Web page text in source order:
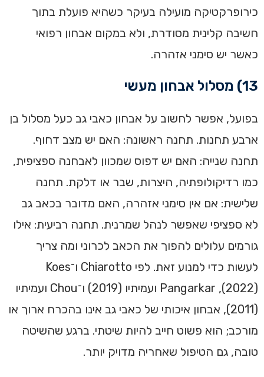
כירופרקטיקה מועילה בעיקר כשהיא פועלת בתוך
חשיבה קלינית מסודרת, ולא במקום אבחון רפואי
כאשר יש סימני אזהרה.
13) מסלול אבחון מעשי
בפועל, אפשר לחשוב על אבחון כאבי גב כעל מסלול בן
ארבע תחנות. תחנה ראשונה: האם יש מצב דחוף.
תחנה שנייה: האם יש דפוס שמכוון לאבחנה ספציפית,
כמו רדיקולופתיה, היצרות, שבר או דלקת. תחנה
שלישית: אם אין סימני אזהרה, האם מדובר בכאב גב
לא ספציפי שאפשר לנהל שמרנית. תחנה רביעית: אילו
גורמים עלולים להפוך את הכאב לכרוני ומה צריך
לעשות כדי למנוע זאת. לפי Chiarotto ו־Koes
‏(2022), Pangarkar ועמיתיו (2019) ו־Chou ועמיתיו
(2011), אבחון איכותי של כאבי גב אינו בהכרח ארוך או
מורכב; הוא פשוט חייב להיות שיטתי. ברגע שהשיטה
טובה, גם הטיפול שאחריה מדויק יותר.